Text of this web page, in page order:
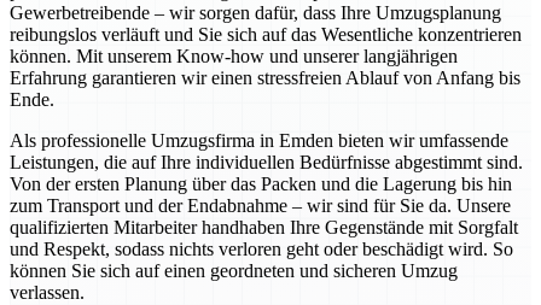
Gewerbetreibende – wir sorgen dafür, dass Ihre Umzugsplanung
reibungslos verläuft und Sie sich auf das Wesentliche konzentrieren
können. Mit unserem Know-how und unserer langjährigen
Erfahrung garantieren wir einen stressfreien Ablauf von Anfang bis
Ende.
Als professionelle Umzugsfirma in Emden bieten wir umfassende
Leistungen, die auf Ihre individuellen Bedürfnisse abgestimmt sind.
Von der ersten Planung über das Packen und die Lagerung bis hin
zum Transport und der Endabnahme – wir sind für Sie da. Unsere
qualifizierten Mitarbeiter handhaben Ihre Gegenstände mit Sorgfalt
und Respekt, sodass nichts verloren geht oder beschädigt wird. So
können Sie sich auf einen geordneten und sicheren Umzug
verlassen.